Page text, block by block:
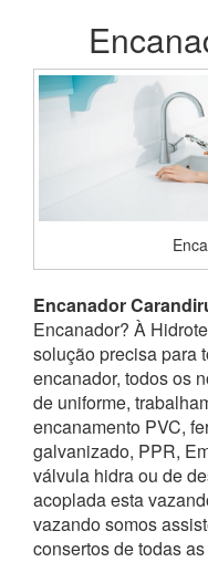
Encanador
Encanador? À
solução precisa para
encanador, todos os
de uniforme,
encanamento PVC,
galvanizado, PPR,
válvula hidra ou de
acoplada esta
vazando somos
consertos de todas